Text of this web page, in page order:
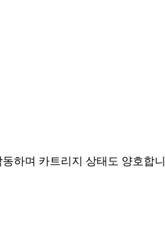
하며 카트리지 상태도 양호합